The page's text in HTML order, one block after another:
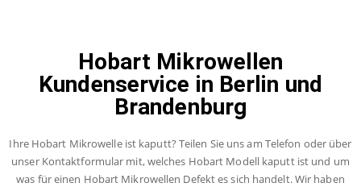
Hobart Mikrowellen
Kundenservice in Berlin und
Brandenburg
Ihre Hobart Mikrowelle ist kaputt? Teilen Sie uns am Telefon oder über
unser Kontaktformular mit, welches Hobart Modell kaputt ist und um
was für einen Hobart Mikrowellen Defekt es sich handelt. Wir haben